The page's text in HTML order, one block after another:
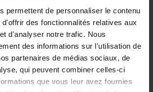
permettent de personnaliser le contenu
des fonctionnalités relatives aux
d'analyser notre trafic. Nous
des informations sur l'utilisation de
partenaires de médias sociaux, de
qui peuvent combiner celles-ci
que vous leur avez fournies
Building Bonds = Building
Business
Jochen Roef Jozefien De Feyter
Carolien Boom
Couverture souple
2025 200
€29,99